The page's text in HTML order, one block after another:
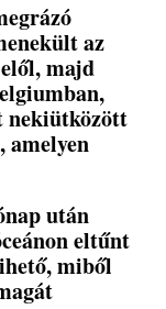
az
majd
nekiütközött
amelyen
után
eltűnt
miből